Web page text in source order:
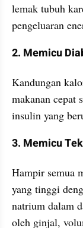
lemak tubuh
pengeluaran
2. Memicu
Kandungan
makanan cepat
insulin yang
3. Memicu
Hampir semua
yang tinggi
natrium dalam
oleh ginjal,